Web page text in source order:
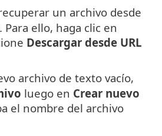
un archivo desde
ello, haga clic en
Descargar desde URL
archivo de texto vacío,
luego en Crear nuevo
el nombre del archivo